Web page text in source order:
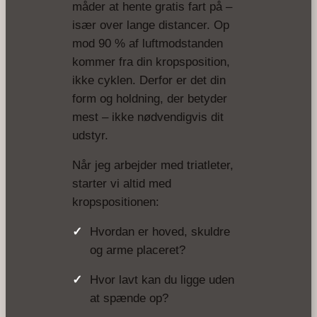
måder at hente gratis fart på –
især over lange distancer. Op
mod 90 % af luftmodstanden
kommer fra din kropsposition,
ikke cyklen. Derfor er det din
form og holdning, der betyder
mest – ikke nødvendigvis dit
udstyr.
Når jeg arbejder med triatleter,
starter vi altid med
kropspositionen:
Hvordan er hoved, skuldre
og arme placeret?
Hvor lavt kan du ligge uden
at spænde op?